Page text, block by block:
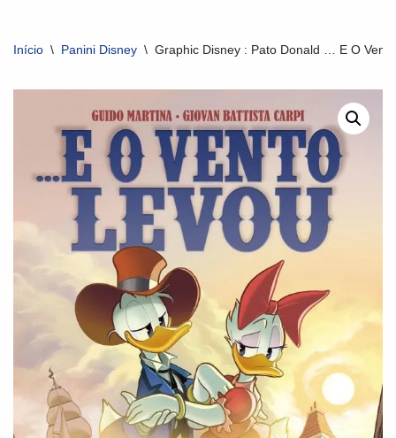
Início \ Panini Disney \ Graphic Disney : Pato Donald … E O